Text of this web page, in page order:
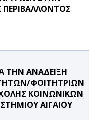
ΤΗΝ ΑΝΑΔΕΙΞΗ
ΦΟΙΤΗΤΡΙΩΝ
ΚΟΙΝΩΝΙΚΩΝ
ΑΙΓΑΙΟΥ